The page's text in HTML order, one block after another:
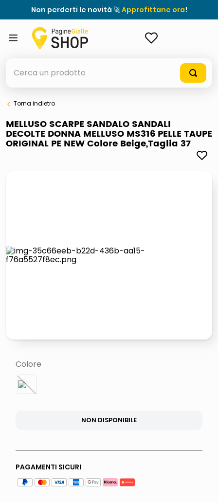
Non perderti le novità 🚀Approfittane ora!
elenchi telefonici
orologio parete
pattumiera raccolta differenziata
Torna indietro
MELLUSO SCARPE SANDALO SANDALI
DECOLTE DONNA MELLUSO MS316 PELLE TAUPE
ORIGINAL PE NEW Colore Beige,Taglia 37
Colore
NON DISPONIBILE
PAGAMENTI SICURI